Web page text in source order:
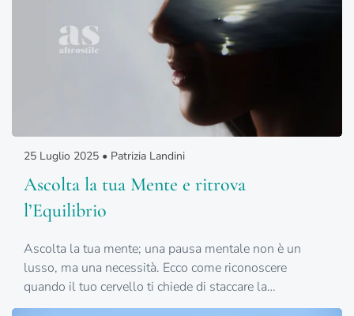
25 Luglio 2025 • Patrizia Landini
Ascolta la tua Mente e ritrova
l’Equilibrio
Ascolta la tua mente; una pausa mentale non è un
lusso, ma una necessità. Ecco come riconoscere
quando il tuo cervello ti chiede di staccare la…